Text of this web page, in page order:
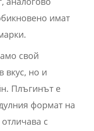
имат
свой
вкус, но и
Плъгинът е
формат на
с